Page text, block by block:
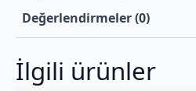
Değerlendirmeler (0)
İlgili ürünler